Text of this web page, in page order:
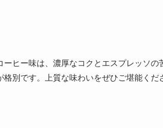
ヒー味は、濃厚なコクとエスプレッソの
別です。上質な味わいをぜひご堪能くだ